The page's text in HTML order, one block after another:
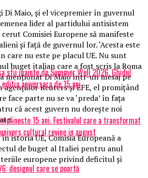
Di Maio, şi el vicepremier în guvernul
lider al partidului antisistem
Comisiei Europene să manifeste
şi faţă de guvernul lor. ‘Acesta este
care nu este pe placul UE. Nu sunt
buget italian care a fost scris la Roma
menţionat Di Maio într-un mesaj pe
agenţiilor Reuters şi EFE, el promiţând
face parte nu se va ‘preda’ în faţa
că acest guvern nu doreşte noi
istoria UE, Comisia Europeană a
de buget al Italiei pentru anul
europene privind deficitul şi
stii inainte de Summer Well 2026. Ghidul
aniversara de 15 ani
implineste 15 ani. Festivalul care a transformat
cultural revine in august
designul care se poartă